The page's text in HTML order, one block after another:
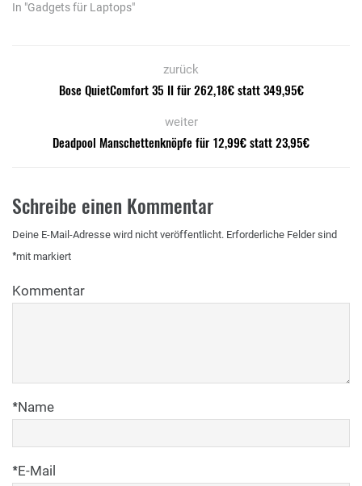
In "Gadgets für Laptops"
zurück
Bose QuietComfort 35 II für 262,18€ statt 349,95€
weiter
Deadpool Manschettenknöpfe für 12,99€ statt 23,95€
Schreibe einen Kommentar
Deine E-Mail-Adresse wird nicht veröffentlicht. Erforderliche Felder sind
mit
* markiert
Kommentar
Name
*
E-Mail
*